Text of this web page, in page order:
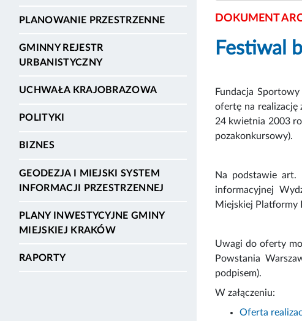
PLANOWANIE PRZESTRZENNE
GMINNY REJESTR
URBANISTYCZNY
UCHWAŁA KRAJOBRAZOWA
POLITYKI
BIZNES
GEODEZJA I MIEJSKI SYSTEM
INFORMACJI PRZESTRZENNEJ
PLANY INWESTYCYJNE GMINY
MIEJSKIEJ KRAKÓW
RAPORTY
DOKUMENT
Festiwal
Fundacja
ofertę na realizację
24 kwietnia 2003
pozakonkursowy).
Na podstawie art.
informacyjnej
Miejskiej Platformy
Uwagi do oferty
Powstania
podpisem).
W załączeniu:
Oferta